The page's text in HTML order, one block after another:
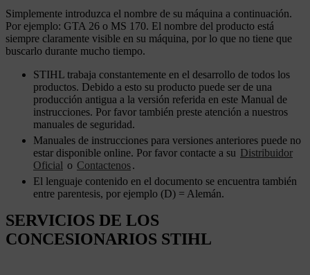
Simplemente introduzca el nombre de su máquina a continuación.
Por ejemplo: GTA 26 o MS 170. El nombre del producto está
siempre claramente visible en su máquina, por lo que no tiene que
buscarlo durante mucho tiempo.
STIHL trabaja constantemente en el desarrollo de todos los
productos. Debido a esto su producto puede ser de una
producción antigua a la versión referida en este Manual de
instrucciones. Por favor también preste atención a nuestros
manuales de seguridad.
Manuales de instrucciones para versiones anteriores puede no
estar disponible online. Por favor contacte a su Distribuidor
Oficial o Contactenos.
El lenguaje contenido en el documento se encuentra también
entre parentesis, por ejemplo (D) = Alemán.
SERVICIOS DE LOS
CONCESIONARIOS STIHL